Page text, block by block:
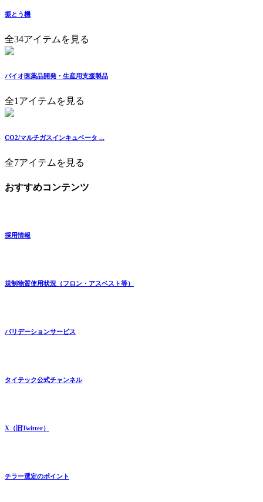
振とう機
全34アイテムを見る
バイオ医薬品開発・生産用支援製品
全1アイテムを見る
CO2/マルチガスインキュベータ ...
全7アイテムを見る
おすすめコンテンツ
採用情報
規制物質使用状況（フロン・アスベスト等）
バリデーションサービス
タイテック公式チャンネル
X（旧Twitter）
チラー選定のポイント